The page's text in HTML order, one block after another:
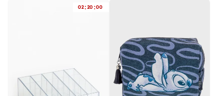
02:20 :00